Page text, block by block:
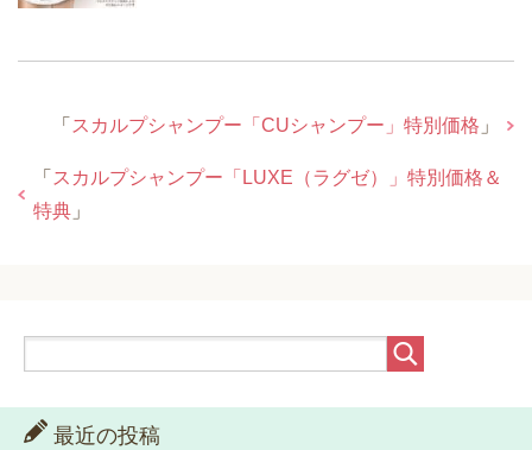
「 スカルプシャンプー「CUシャンプー」特別価格 」
「 スカルプシャンプー「LUXE（ラグゼ）」特別価格＆
特典 」
最近の投稿